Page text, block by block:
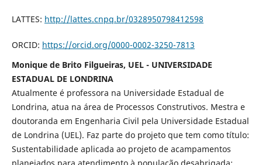
LATTES: http://lattes.cnpq.br/0328950798412598
ORCID: https://orcid.org/0000-0002-3250-7813
Monique de Brito Filgueiras, UEL - UNIVERSIDADE
ESTADUAL DE LONDRINA
Atualmente é professora na Universidade Estadual de
Londrina, atua na área de Processos Construtivos. Mestra e
doutoranda em Engenharia Civil pela Universidade Estadual
de Londrina (UEL). Faz parte do projeto que tem como título:
Sustentabilidade aplicada ao projeto de acampamentos